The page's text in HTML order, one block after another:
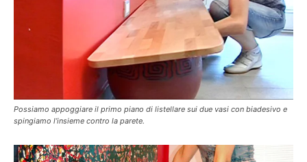
Possiamo appoggiare il primo piano di listellare sui due vasi con biadesivo e
spingiamo l’insieme contro la parete.